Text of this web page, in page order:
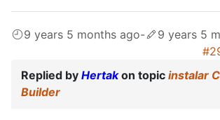
9 years 5 months ago-
9 years 5
Replied by Hertakon topic instalar
Builder